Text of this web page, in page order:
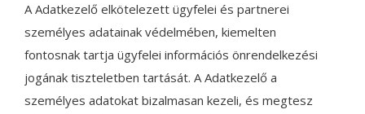
A Adatkezelő elkötelezett ügyfelei és partnerei
személyes adatainak védelmében, kiemelten
fontosnak tartja ügyfelei információs önrendelkezési
jogának tiszteletben tartását. A Adatkezelő a
személyes adatokat bizalmasan kezeli, és megtesz